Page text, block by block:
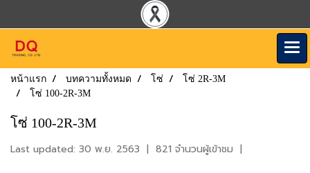
หน้าแรก บทความทั้งหมด โซ่
โซ่ 2R-3M
โซ่ 100-2R-3M
โซ่ 100-2R-3M
Last updated: 30 พ.ย. 2563 | 821 จำนวนผู้เข้าชม |